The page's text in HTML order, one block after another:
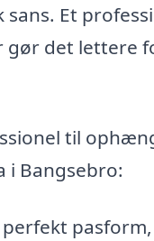
Et
det lettere
til
i Bangsebro:
perfekt